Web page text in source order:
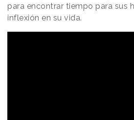
para encontrar tiempo para sus
inflexión en su vida.